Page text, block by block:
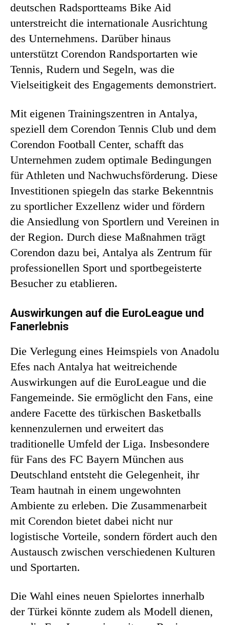
deutschen Radsportteams Bike Aid
unterstreicht die internationale Ausrichtung
des Unternehmens. Darüber hinaus
unterstützt Corendon Randsportarten wie
Tennis, Rudern und Segeln, was die
Vielseitigkeit des Engagements demonstriert.
Mit eigenen Trainingszentren in Antalya,
speziell dem Corendon Tennis Club und dem
Corendon Football Center, schafft das
Unternehmen zudem optimale Bedingungen
für Athleten und Nachwuchsförderung. Diese
Investitionen spiegeln das starke Bekenntnis
zu sportlicher Exzellenz wider und fördern
die Ansiedlung von Sportlern und Vereinen in
der Region. Durch diese Maßnahmen trägt
Corendon dazu bei, Antalya als Zentrum für
professionellen Sport und sportbegeisterte
Besucher zu etablieren.
Auswirkungen auf die EuroLeague und
Fanerlebnis
Die Verlegung eines Heimspiels von Anadolu
Efes nach Antalya hat weitreichende
Auswirkungen auf die EuroLeague und die
Fangemeinde. Sie ermöglicht den Fans, eine
andere Facette des türkischen Basketballs
kennenzulernen und erweitert das
traditionelle Umfeld der Liga. Insbesondere
für Fans des FC Bayern München aus
Deutschland entsteht die Gelegenheit, ihr
Team hautnah in einem ungewohnten
Ambiente zu erleben. Die Zusammenarbeit
mit Corendon bietet dabei nicht nur
logistische Vorteile, sondern fördert auch den
Austausch zwischen verschiedenen Kulturen
und Sportarten.
Die Wahl eines neuen Spielortes innerhalb
der Türkei könnte zudem als Modell dienen,